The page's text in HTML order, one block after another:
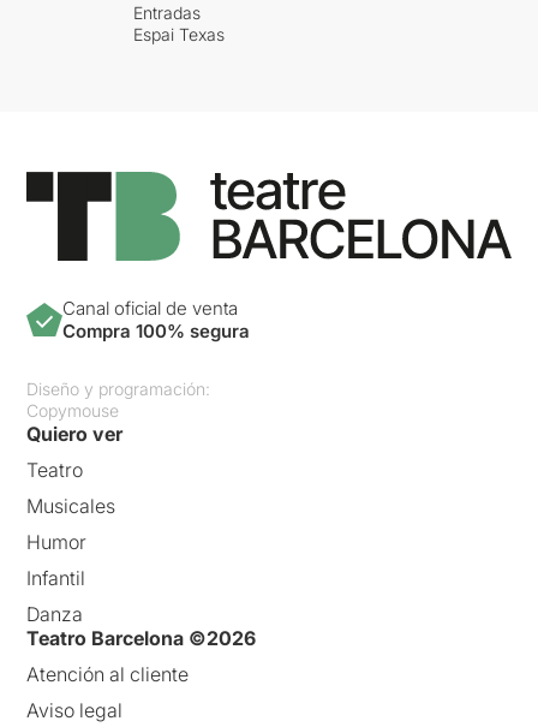
Entradas
Espai Texas
Canal oficial de venta
Compra 100% segura
Diseño y programación:
Copymouse
Quiero ver
Teatro
Musicales
Humor
Infantil
Danza
Teatro Barcelona ©2026
Atención al cliente
Aviso legal